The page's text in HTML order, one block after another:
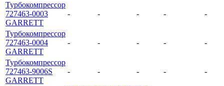
Турбокомпрессор
727463-0003
GARRETT
- - - - -
Турбокомпрессор
727463-0004
GARRETT
- - - - -
Турбокомпрессор
727463-9006S
GARRETT
- - - - -